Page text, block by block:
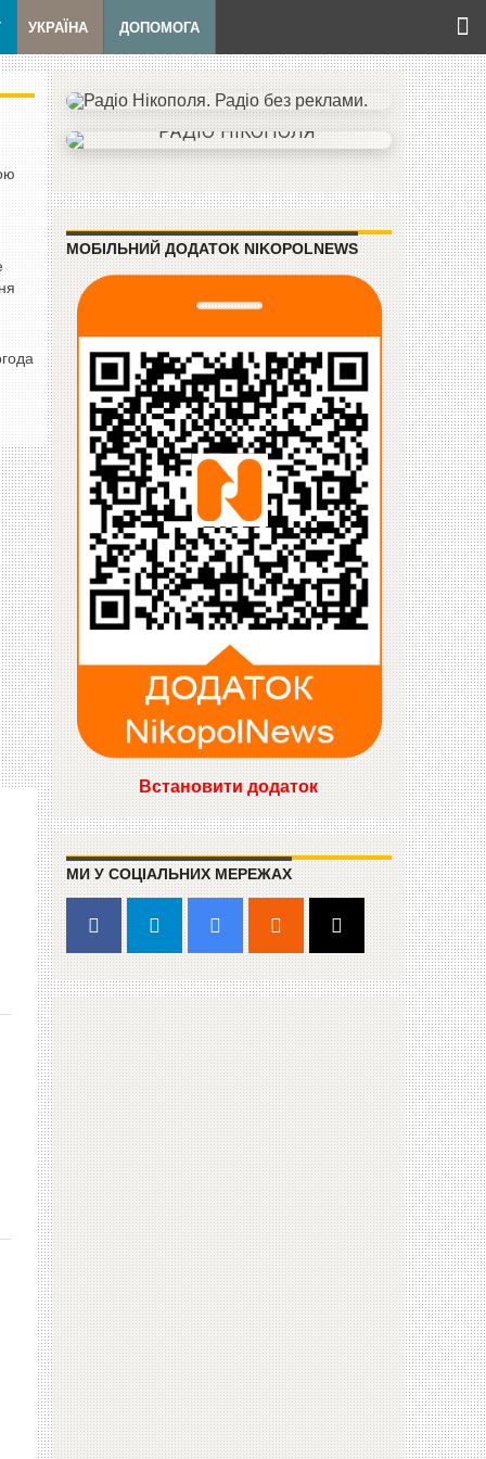
УКРАЇНА ДОПОМОГА
МОБІЛЬНИЙ ДОДАТОК NIKOPOLNEWS
Встановити додаток
МИ У СОЦІАЛЬНИХ МЕРЕЖАХ